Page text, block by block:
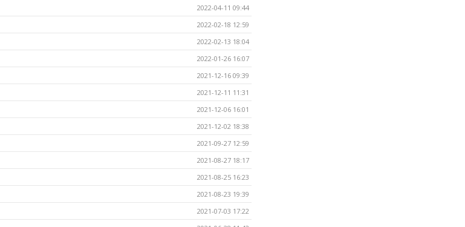
2022-04-11 09:44
2022-02-18 12:59
2022-02-13 18:04
2022-01-26 16:07
2021-12-16 09:39
2021-12-11 11:31
2021-12-06 16:01
2021-12-02 18:38
2021-09-27 12:59
2021-08-27 18:17
2021-08-25 16:23
2021-08-23 19:39
2021-07-03 17:22